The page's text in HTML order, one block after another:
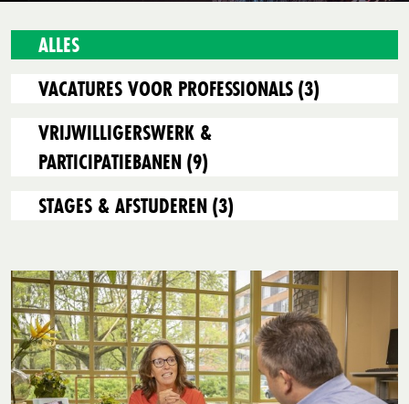
ALLES
VACATURES VOOR PROFESSIONALS(3)
VRIJWILLIGERSWERK &
PARTICIPATIEBANEN(9)
STAGES & AFSTUDEREN(3)